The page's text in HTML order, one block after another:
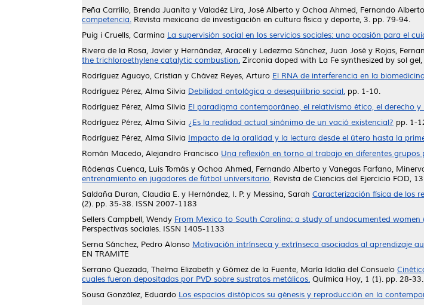
Peña Carrillo, Brenda Juanita y Valadéz Lira, José Alberto y Ochoa Ahmed, Fernando Alberto
competencia. Revista mexicana de investigación en cultura física y deporte, 3. pp. 79-94.
Puig i Cruells, Carmina La supervisión social en los servicios sociales: una ocasión para el
Rivera de la Rosa, Javier y Hernández, Araceli y Ledezma Sánchez, Juan José y Rojas,
the trichloroethylene catalytic combustion. Zirconia doped with La Fe synthesized by sol
Rodríguez Aguayo, Cristian y Chávez Reyes, Arturo El RNA de interferencia en la
Rodríguez Pérez, Alma Silvia Debilidad ontológica o desequilibrio social. pp. 1-10.
Rodríguez Pérez, Alma Silvia El paradigma contemporáneo, el relativismo ético, el derecho y
Rodríguez Pérez, Alma Silvia ¿Es la realidad actual sinónimo de un vació existencial? pp. 1-
Rodríguez Pérez, Alma Silvia Impacto de la oralidad y la lectura desde el útero hasta la
Román Macedo, Alejandro Francisco Una reflexión en torno al trabajo en diferentes grupos
Ródenas Cuenca, Luis Tomás y Ochoa Ahmed, Fernando Alberto y Vanegas Farfano,
entrenamiento en jugadores de fútbol universitario. Revista de Ciencias del Ejercicio FOD,
Saldaña Duran, Claudia E. y Hernández, I. P. y Messina, Sarah Caracterización física de los
(2). pp. 35-38. ISSN 2007-1183
Sellers Campbell, Wendy From Mexico to South Carolina: a study of undocumented
Perspectivas sociales. ISSN 1405-1133
Serna Sánchez, Pedro Alonso Motivación intrínseca y extrínseca asociadas al aprendizaje
EN TRAMITE
Serrano Quezada, Thelma Elizabeth y Gómez de la Fuente, María Idalia del Consuelo
cuales fueron depositadas por PVD sobre sustratos metálicos. Química Hoy, 1 (1). pp. 28-
Sousa González, Eduardo Los espacios distópicos su génesis y reproducción en la